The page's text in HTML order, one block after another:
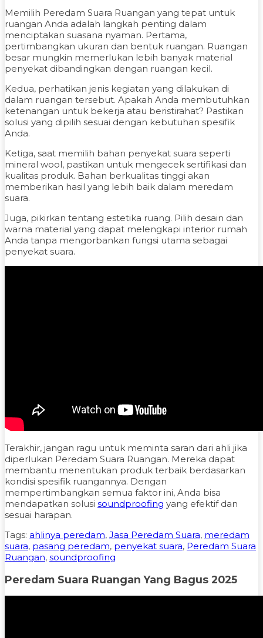
Memilih Peredam Suara Ruangan yang tepat untuk
ruangan Anda adalah langkah penting dalam
menciptakan suasana nyaman. Pertama,
pertimbangkan ukuran dan bentuk ruangan. Ruangan
besar mungkin memerlukan lebih banyak material
penyekat dibandingkan dengan ruangan kecil.
Kedua, perhatikan jenis kegiatan yang dilakukan di
dalam ruangan tersebut. Apakah Anda membutuhkan
ketenangan untuk bekerja atau beristirahat? Pastikan
solusi yang dipilih sesuai dengan kebutuhan spesifik
Anda.
Ketiga, saat memilih bahan penyekat suara seperti
mineral wool, pastikan untuk mengecek sertifikasi dan
kualitas produk. Bahan berkualitas tinggi akan
memberikan hasil yang lebih baik dalam meredam
suara.
Juga, pikirkan tentang estetika ruang. Pilih desain dan
warna material yang dapat melengkapi interior rumah
Anda tanpa mengorbankan fungsi utama sebagai
penyekat suara.
Terakhir, jangan ragu untuk meminta saran dari ahli jika
diperlukan Peredam Suara Ruangan. Mereka dapat
membantu menentukan produk terbaik berdasarkan
kondisi spesifik ruangannya. Dengan
mempertimbangkan semua faktor ini, Anda bisa
mendapatkan solusi soundproofing yang efektif dan
sesuai harapan.
Tags: ahlinya peredam, Jasa Peredam Suara, meredam
suara, pasang peredam, penyekat suara, Peredam Suara
Ruangan, soundproofing
Peredam Suara Ruangan Yang Bagus 2025